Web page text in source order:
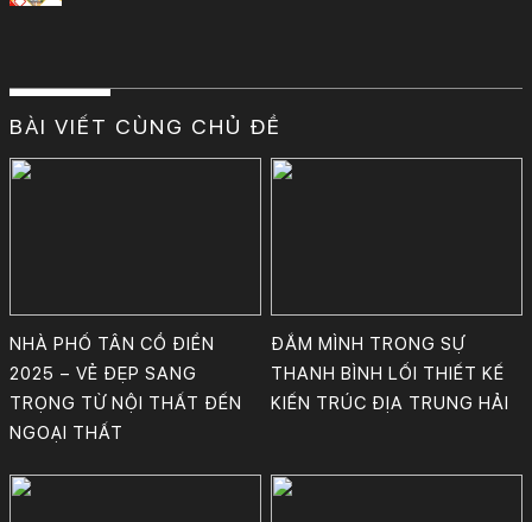
BÀI VIẾT CÙNG CHỦ ĐỀ
NHÀ PHỐ TÂN CỔ ĐIỂN
2025 – VẺ ĐẸP SANG
TRỌNG TỪ NỘI THẤT ĐẾN
NGOẠI THẤT
ĐẮM MÌNH TRONG SỰ
THANH BÌNH LỐI THIẾT KẾ
KIẾN TRÚC ĐỊA TRUNG HẢI